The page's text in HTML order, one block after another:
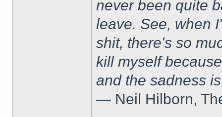
never been quite
leave. See, when
shit, there's so
kill myself
and the sadness
― Neil Hilborn,